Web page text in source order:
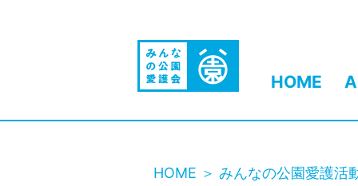
HOME
HOME みんなの公園愛護活